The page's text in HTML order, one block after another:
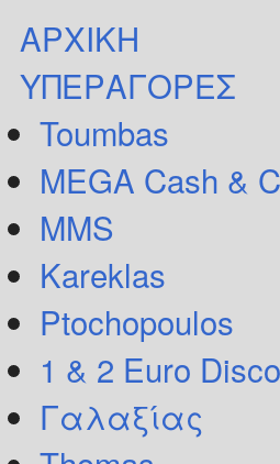
ΑΡΧΙΚΗ
ΥΠΕΡΑΓΟΡΕΣ
Toumbas
MEGA Cash &
MMS
Kareklas
Ptochopoulos
1 & 2 Euro
Γαλαξίας